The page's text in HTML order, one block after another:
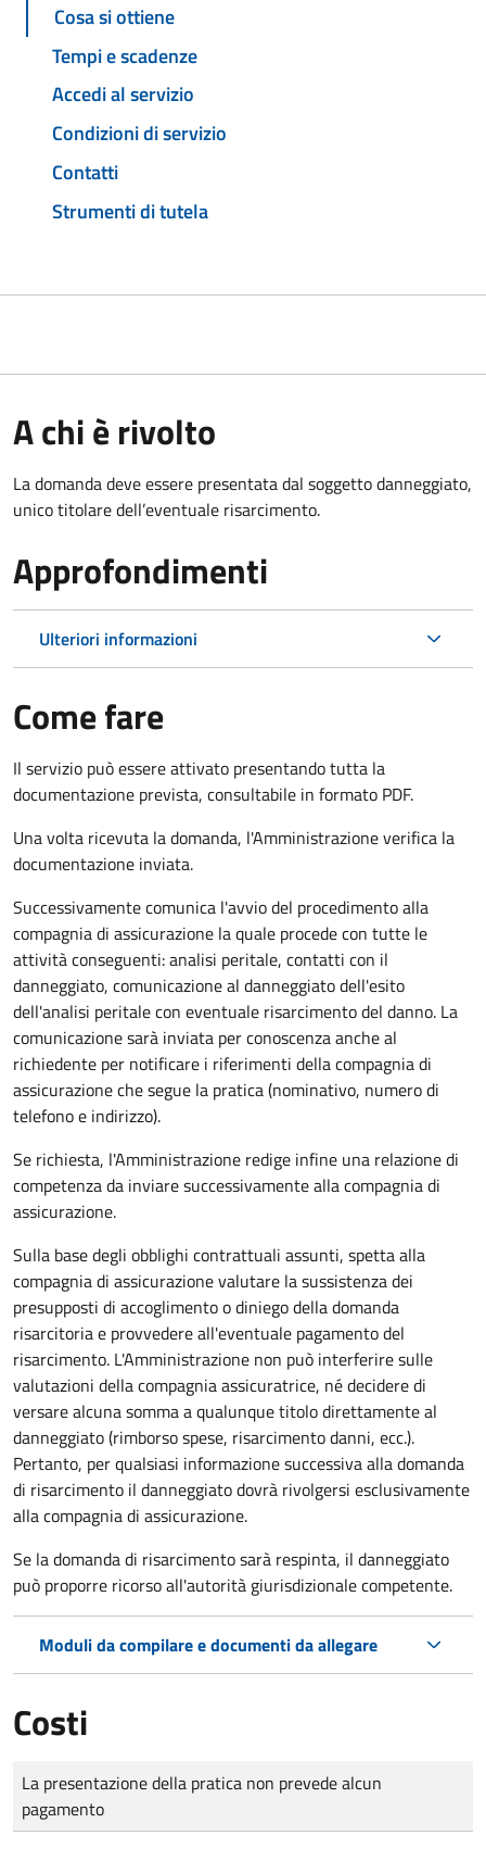
Cosa si ottiene
Tempi e scadenze
Accedi al servizio
Condizioni di servizio
Contatti
Strumenti di tutela
A chi è rivolto
La domanda deve essere presentata dal soggetto danneggiato,
unico titolare dell’eventuale risarcimento.
Approfondimenti
Ulteriori informazioni
Come fare
Il servizio può essere attivato presentando tutta la
documentazione prevista, consultabile in formato PDF.
Una volta ricevuta la domanda, l'Amministrazione verifica la
documentazione inviata.
Successivamente comunica l'avvio del procedimento alla
compagnia di assicurazione la quale procede con tutte le
attività conseguenti: analisi peritale, contatti con il
danneggiato, comunicazione al danneggiato dell'esito
dell'analisi peritale con eventuale risarcimento del danno. La
comunicazione sarà inviata per conoscenza anche al
richiedente per notificare i riferimenti della compagnia di
assicurazione che segue la pratica (nominativo, numero di
telefono e indirizzo).
Se richiesta, l'Amministrazione redige infine una relazione di
competenza da inviare successivamente alla compagnia di
assicurazione.
Sulla base degli obblighi contrattuali assunti, spetta alla
compagnia di assicurazione valutare la sussistenza dei
presupposti di accoglimento o diniego della domanda
risarcitoria e provvedere all'eventuale pagamento del
risarcimento. L'Amministrazione non può interferire sulle
valutazioni della compagnia assicuratrice, né decidere di
versare alcuna somma a qualunque titolo direttamente al
danneggiato (rimborso spese, risarcimento danni, ecc.).
Pertanto, per qualsiasi informazione successiva alla domanda
di risarcimento il danneggiato dovrà rivolgersi esclusivamente
alla compagnia di assicurazione.
Se la domanda di risarcimento sarà respinta, il danneggiato
può proporre ricorso all'autorità giurisdizionale competente.
Moduli da compilare e documenti da allegare
Costi
Tipo di pagamento
Importo
La presentazione della pratica non prevede alcun
pagamento